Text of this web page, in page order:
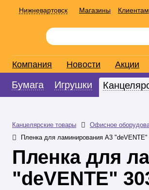
Нижневартовск Магазины Клиентам
Компания Новости Акции
Бумага Игрушки
Канцелярские товары Офисное
Пленка для ламинирования А3
Пленка для
"deVENTE"